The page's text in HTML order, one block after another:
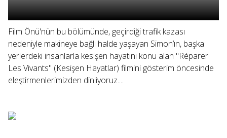
Film Önü'nün bu bölümünde, geçirdiği trafik kazası
nedeniyle makineye bağlı halde yaşayan Simon’ın, başka
yerlerdeki insanlarla kesişen hayatını konu alan "Réparer
Les Vivants" (Kesişen Hayatlar) filmini gösterim öncesinde
eleştirmenlerimizden dinliyoruz....